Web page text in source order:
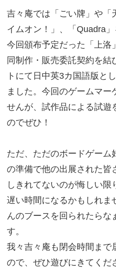
吉々庵では「ごい牌」や「
イムオン！」、「Quadra」
今回頒布予定だった「上洛
同制作・販売委託契約を結
トにて日中英3カ国語版と
ました。今回のゲームマー
せんが、試作品による試遊
のでぜひ！
ただ、ただのボードゲーム
の準備で他の出展された皆
しきれてないのが悔しい限
遅い時間になるかもしれま
んのブースを回られたら
す。
我々吉々庵も閉会時間まで
ので、ぜひ遊びにきてくだ